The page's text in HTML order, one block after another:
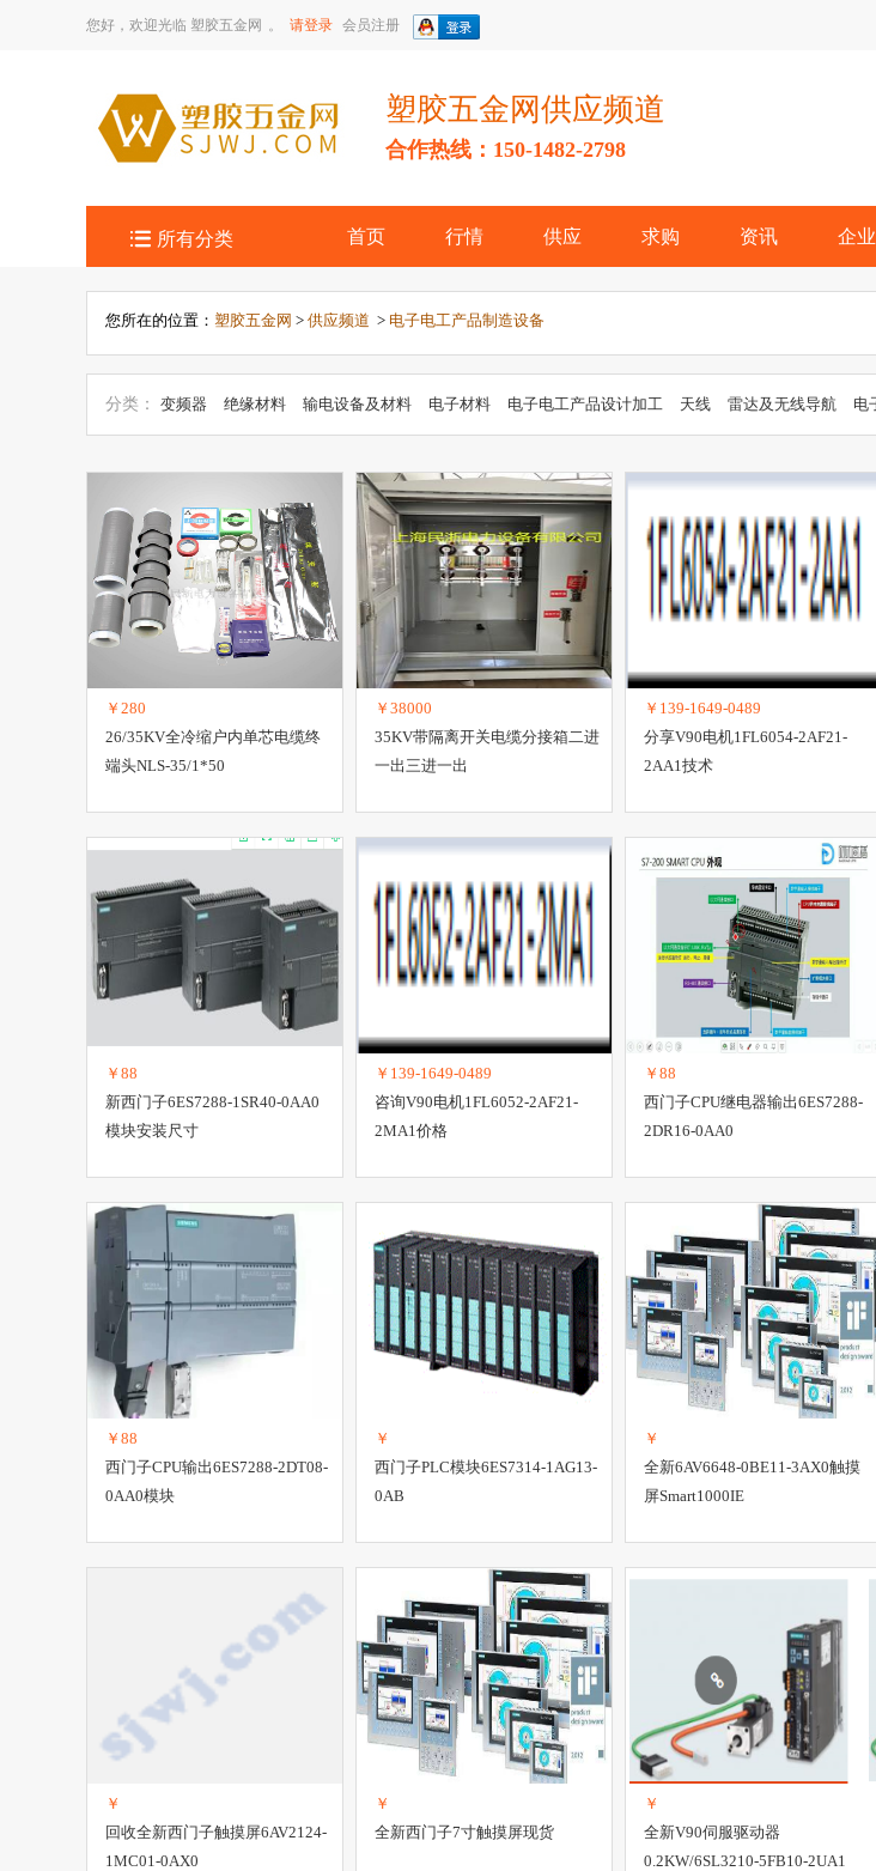
您好，欢迎光临 塑胶五金网 。 请登录 会员注册
塑胶五金网供应频道
合作热线：150-1482-2798
 所有分类 首页 行情 供应 求购 资讯 企业
您所在的位置： 塑胶五金网 > 供应频道 > 电子电工产品制造设备
分类： 变频器 绝缘材料 输电设备及材料 电子材料 电子电工产品设计加工 天线 雷达及无线导航
电
电热设备
电子电工项目合作 高压电器 低压电器 开关电源 配电装置、开关柜、照明箱 显示设备 电
体材料
电子元器件、组件 工业自动化装置 磁性材料 绝缘材料 电工陶瓷材料 电子化学品 插头、插座
机
光电子、激光仪器 UPS与电源 照明与灯具 其他未分类 数码产品 电池 电子电工 开关 电工仪器
插座 电器成套设备 配电输电设备 电源 电线、电缆 调压器 信息安全产品 电子产品包装 稳压器
头
节电器 电气产品 其它电工设备
￥280
26/35KV全冷缩户内单芯电缆终
端头NLS-35/1*50
￥38000
35KV带隔离开关电缆分接箱二进
一出三进一出
￥139-1649-0489
分享V90电机1FL6054-2AF21-
2AA1技术
￥88
新西门子6ES7288-1SR40-0AA0
模块安装尺寸
￥139-1649-0489
咨询V90电机1FL6052-2AF21-
2MA1价格
￥88
西门子CPU继电器输出6ES7288-
2DR16-0AA0
￥88
西门子CPU输出6ES7288-2DT08-
0AA0模块
￥
西门子PLC模块6ES7314-1AG13-
0AB
￥
全新6AV6648-0BE11-3AX0触摸
屏Smart1000IE
￥
回收全新西门子触摸屏6AV2124-
1MC01-0AX0
￥
全新西门子7寸触摸屏现货
￥
全新V90伺服驱动器
0.2KW/6SL3210-5FB10-2UA1